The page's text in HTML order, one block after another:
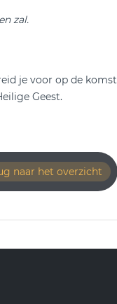
zal.
je voor op de komst
Geest.
naar het overzicht